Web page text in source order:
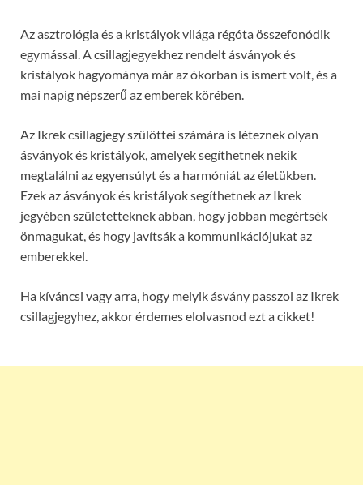
Az asztrológia és a kristályok világa régóta összefonódik
egymással. A csillagjegyekhez rendelt ásványok és
kristályok hagyománya már az ókorban is ismert volt, és a
mai napig népszerű az emberek körében.
Az Ikrek csillagjegy szülöttei számára is léteznek olyan
ásványok és kristályok, amelyek segíthetnek nekik
megtalálni az egyensúlyt és a harmóniát az életükben.
Ezek az ásványok és kristályok segíthetnek az Ikrek
jegyében születetteknek abban, hogy jobban megértsék
önmagukat, és hogy javítsák a kommunikációjukat az
emberekkel.
Ha kíváncsi vagy arra, hogy melyik ásvány passzol az Ikrek
csillagjegyhez, akkor érdemes elolvasnod ezt a cikket!